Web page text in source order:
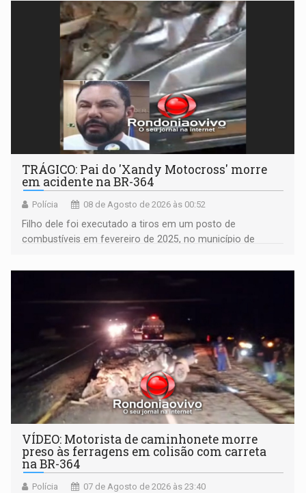
TRÁGICO: Pai do 'Xandy Motocross' morre
em acidente na BR-364
Polícia 08 de Agosto de 2026 às 00:52
Filho dele foi executado a tiros em um posto de
combustíveis em fevereiro de 2025, no município de
VÍDEO: Motorista de caminhonete morre
preso às ferragens em colisão com carreta
na BR-364
Polícia 07 de Agosto de 2026 às 23:40